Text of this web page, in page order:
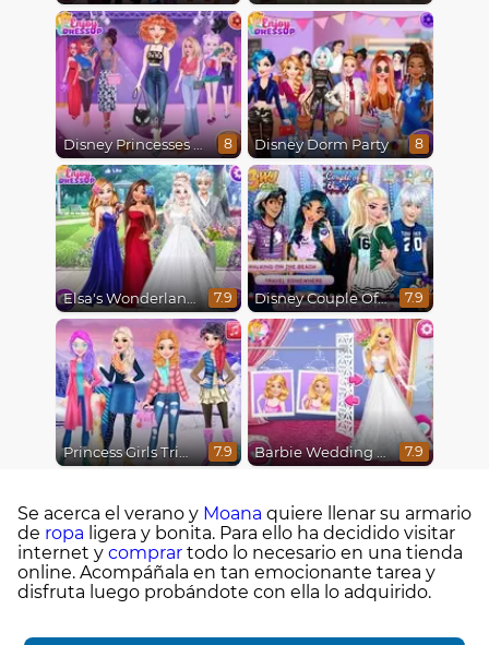
Disney Princesses Runway Show 8 Disney Dorm Party 8
Elsa's Wonderland Wedding 7.9 Disney Couple Of The Year 7.9
Princess Girls Trip To Aspen 7.9 Barbie Wedding Fun 7.9
Se acerca el verano y Moana quiere llenar su armario
de ropa ligera y bonita. Para ello ha decidido visitar
internet y comprar todo lo necesario en una tienda
online. Acompáñala en tan emocionante tarea y
disfruta luego probándote con ella lo adquirido.